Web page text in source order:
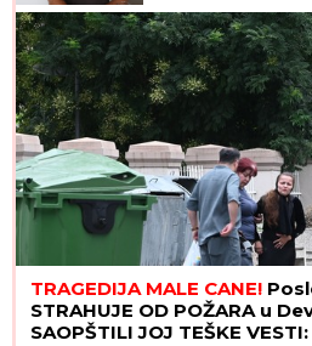
TRAGEDIJA MALЕ CANE!
STRAHUJE OD POŽARA u
SAOPŠTILI JOJ TEŠKE